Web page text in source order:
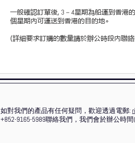
一般確認訂單後, 3－4星期為船運到香港
個星期內可運送到香港的目的地∘
(詳細要求訂購的數量請於辦公時段內聯
如對我們的產品有任何疑問，歡迎透過電郵:
+852-9165-5989聯絡我們，我們會於辦公時